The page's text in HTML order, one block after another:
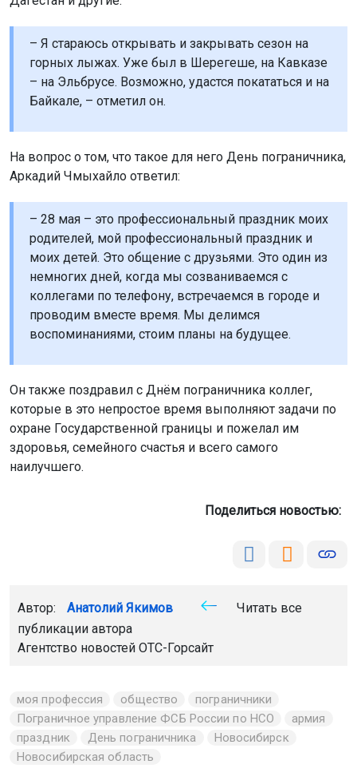
Байкале, – отметил он.
На вопрос о том, что такое для него День пограничника,
Аркадий Чмыхайло ответил:
моих детей. Это общение с друзьями. Это один из
немногих дней, когда мы созваниваемся с
коллегами по телефону, встречаемся в городе и
проводим вместе время. Мы делимся
воспоминаниями, стоим планы на будущее.
Он также поздравил с Днём пограничника коллег,
которые в это непростое время выполняют задачи по
охране Государственной границы и пожелал им
Поделиться новостью:
Читать все
моя профессия общество
пограничники
Пограничное управление ФСБ России по НСО
праздник
День пограничника
Главная Новости Работа
Работа 6 августа 2026 - 22:30
В России утверждён ГОСТ на